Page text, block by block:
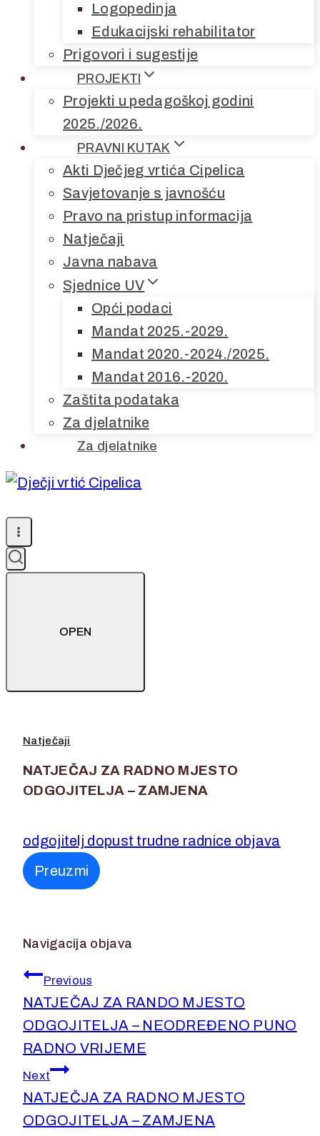
Logopedinja
Edukacijski rehabilitator
Prigovori i sugestije
PROJEKTI
Projekti u pedagoškoj godini
2025./2026.
PRAVNI KUTAK
Akti Dječjeg vrtića Cipelica
Savjetovanje s javnošću
Pravo na pristup informacija
Natječaji
Javna nabava
Sjednice UV
Opći podaci
Mandat 2025.-2029.
Mandat 2020.-2024./2025.
Mandat 2016.-2020.
Zaštita podataka
Za djelatnike
Za djelatnike
OPEN
Natječaji
NATJEČAJ ZA RADNO MJESTO
ODGOJITELJA – ZAMJENA
odgojitelj dopust trudne radnice objava
Preuzmi
Navigacija objava
Previous
NATJEČAJ ZA RANDO MJESTO
ODGOJITELJA – NEODREĐENO PUNO
RADNO VRIJEME
Next
NATJEČJA ZA RADNO MJESTO
ODGOJITELJA – ZAMJENA